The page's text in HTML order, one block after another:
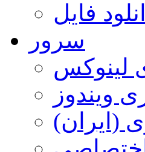
فایل
سرور
لینوکس
ویندوز
(ایران)